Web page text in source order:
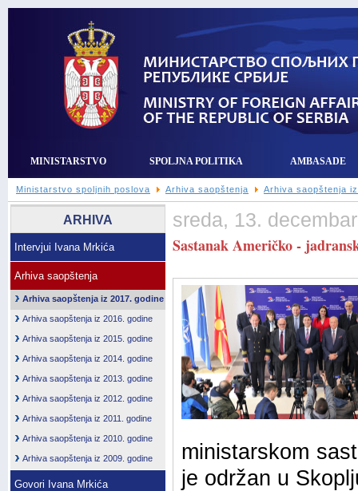
MINISTARSTVO SPOLJNA POLITIKA AMBASADE
Ministarstvo spoljnih poslova Arhiva saopštenja Arhiva saopštenja
ARHIVA
Intervjui Ivana Mrkića
Arhiva saopštenja
Arhiva saopštenja iz 2017. godine
Arhiva saopštenja iz 2016. godine
Arhiva saopštenja iz 2015. godine
Arhiva saopštenja iz 2014. godine
Arhiva saopštenja iz 2013. godine
Arhiva saopštenja iz 2012. godine
Arhiva saopštenja iz 2011. godine
Arhiva saopštenja iz 2010. godine
Arhiva saopštenja iz 2009. godine
Govori Ivana Mrkića
sreda, 13.
Sastanak Američko -
ministarskom
je održan u